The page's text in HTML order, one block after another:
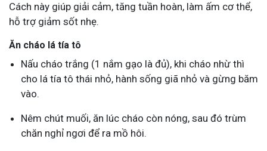
Cách này giúp giải cảm, tăng tuần hoàn, làm ấm cơ thể,
hỗ trợ giảm sốt nhẹ.
Ăn cháo lá tía tô
Nấu cháo trắng (1 nắm gạo là đủ), khi cháo nhừ thì
cho lá tía tô thái nhỏ, hành sống giã nhỏ và gừng băm
vào.
Nêm chút muối, ăn lúc cháo còn nóng, sau đó trùm
chăn nghỉ ngơi để ra mồ hôi.